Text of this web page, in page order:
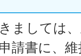
ましては
請書に、